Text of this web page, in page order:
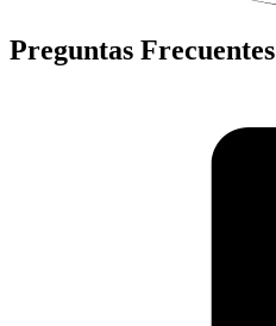
Preguntas Frecuentes